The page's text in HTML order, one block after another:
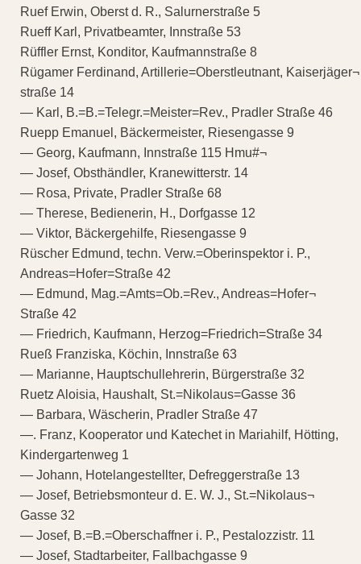
Ruef Erwin, Oberst d. R., Salurnerstraße 5
Rueff Karl, Privatbeamter, Innstraße 53
Rüffler Ernst, Konditor, Kaufmannstraße 8
Rügamer Ferdinand, Artillerie=Oberstleutnant, Kaiserjäger¬
straße 14
— Karl, B.=B.=Telegr.=Meister=Rev., Pradler Straße 46
Ruepp Emanuel, Bäckermeister, Riesengasse 9
— Georg, Kaufmann, Innstraße 115 Hmu#¬
— Josef, Obsthändler, Kranewitterstr. 14
— Rosa, Private, Pradler Straße 68
— Therese, Bedienerin, H., Dorfgasse 12
— Viktor, Bäckergehilfe, Riesengasse 9
Rüscher Edmund, techn. Verw.=Oberinspektor i. P.,
Andreas=Hofer=Straße 42
— Edmund, Mag.=Amts=Ob.=Rev., Andreas=Hofer¬
Straße 42
— Friedrich, Kaufmann, Herzog=Friedrich=Straße 34
Rueß Franziska, Köchin, Innstraße 63
— Marianne, Hauptschullehrerin, Bürgerstraße 32
Ruetz Aloisia, Haushalt, St.=Nikolaus=Gasse 36
— Barbara, Wäscherin, Pradler Straße 47
—. Franz, Kooperator und Katechet in Mariahilf, Hötting,
Kindergartenweg 1
— Johann, Hotelangestellter, Defreggerstraße 13
— Josef, Betriebsmonteur d. E. W. J., St.=Nikolaus¬
Gasse 32
— Josef, B.=B.=Oberschaffner i. P., Pestalozzistr. 11
— Josef, Stadtarbeiter, Fallbachgasse 9